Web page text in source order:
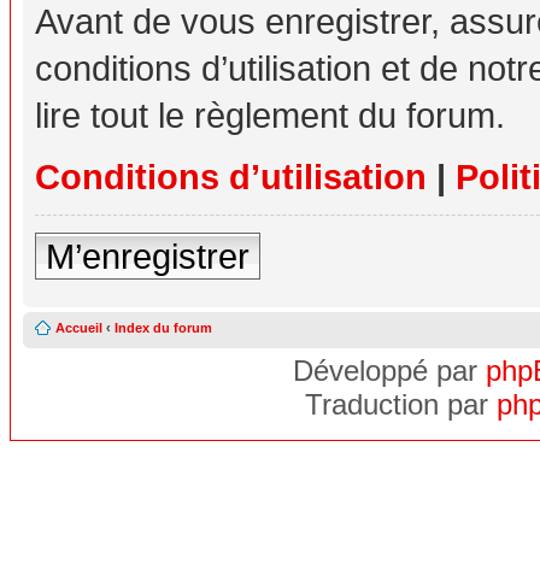
Avant de vous enregistrer,
conditions d’utilisation et de
lire tout le règlement du forum.
Conditions d’utilisation |
M’enregistrer
Accueil ‹ Index du forum
Développé par
Traduction par